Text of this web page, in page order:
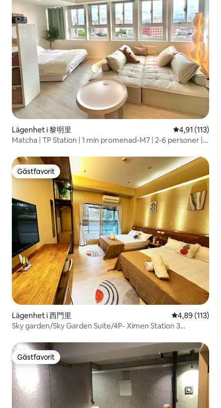
Lägenhet i 黎明里 4,91 av 5 i
4,91 (113)
Matcha | TP Station | 1 min promenad-M7 | 2-6 personer |
Gästfavorit
Gästfavorit
Lägenhet i 西門里 4,89 av 5 i
4,89 (113)
Sky garden/Sky Garden Suite/4P- Ximen Station 3
Gästfavorit
Gästfavorit